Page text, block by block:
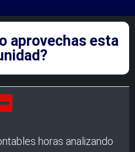
aprovechas esta
horas analizando